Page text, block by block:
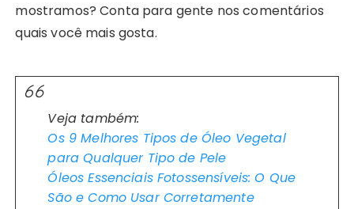
mostramos? Conta para gente nos comentários
quais você mais gosta.
Veja também:
Os 9 Melhores Tipos de Óleo Vegetal
para Qualquer Tipo de Pele
Óleos Essenciais Fotossensíveis: O Que
São e Como Usar Corretamente